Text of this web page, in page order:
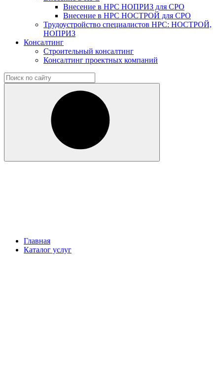
Внесение в НРС НОПРИЗ для СРО
Внесение в НРС НОСТРОЙ для СРО
Трудоустройство специалистов НРС: НОСТРОЙ,
НОПРИЗ
Консалтинг
Строительный консалтинг
Консалтинг проектных компаний
Главная
Каталог услуг